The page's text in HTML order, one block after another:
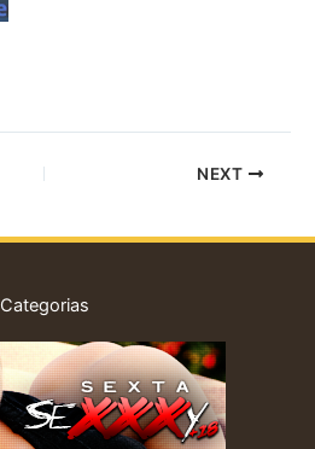
NEXT
Categorias